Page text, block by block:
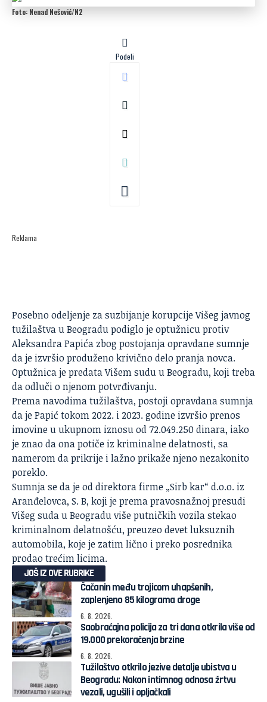
Foto: Nenad Nešović/N2
Podeli
Reklama
Posebno odeljenje za suzbijanje korupcije Višeg javnog
tužilaštva u Beogradu podiglo je optužnicu protiv
Aleksandra Papića zbog postojanja opravdane sumnje
da je izvršio produženo krivično delo pranja novca.
Optužnica je predata Višem sudu u Beogradu, koji treba
da odluči o njenom potvrđivanju.
Prema navodima tužilaštva, postoji opravdana sumnja
da je Papić tokom 2022. i 2023. godine izvršio prenos
imovine u ukupnom iznosu od 72.049.250 dinara, iako
je znao da ona potiče iz kriminalne delatnosti, sa
namerom da prikrije i lažno prikaže njeno nezakonito
poreklo.
Sumnja se da je od direktora firme „Sirb kar“ d.o.o. iz
Aranđelovca, S. B, koji je prema pravosnažnoj presudi
Višeg suda u Beogradu više putničkih vozila stekao
kriminalnom delatnošću, preuzeo devet luksuznih
automobila, koje je zatim lično i preko posrednika
prodao trećim licima.
JOŠ IZ OVE RUBRIKE
Čačanin među trojicom uhapšenih,
zaplenjeno 85 kilograma droge
6. 8. 2026.
Saobraćajna policija za tri dana otkrila više od
19.000 prekoračenja brzine
6. 8. 2026.
Tužilaštvo otkrilo jezive detalje ubistva u
Beogradu: Nakon intimnog odnosa žrtvu
vezali, ugušili i opljačkali